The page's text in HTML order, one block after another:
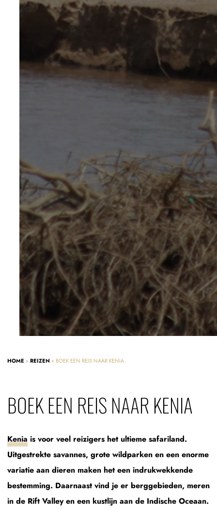
HOME » REIZEN » BOEK EEN REIS NAAR KENIA
BOEK EEN REIS NAAR KENIA
Kenia is voor veel reizigers het ultieme safariland.
Uitgestrekte savannes, grote wildparken en een enorme
variatie aan dieren maken het een indrukwekkende
bestemming. Daarnaast vind je er berggebieden, meren
in de Rift Valley en een kustlijn aan de Indische Oceaan.